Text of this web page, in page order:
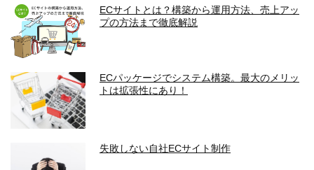
ECサイトとは？構築から運用方法、売上アッ
プの方法まで徹底解説
ECパッケージでシステム構築。最大のメリッ
トは拡張性にあり！
失敗しない自社ECサイト制作